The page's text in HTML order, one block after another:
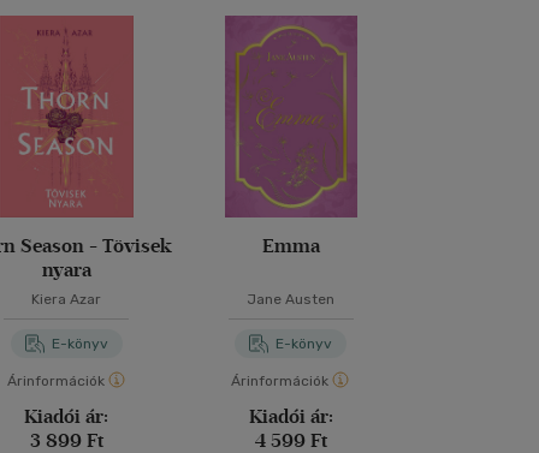
Season - Tövisek
nyara
Kiera Azar
E-könyv
Árinformációk
Kiadói ár:
3 899 Ft
Emma
Jane Austen
E-könyv
Árinformációk
Kiadói ár:
4 599 Ft